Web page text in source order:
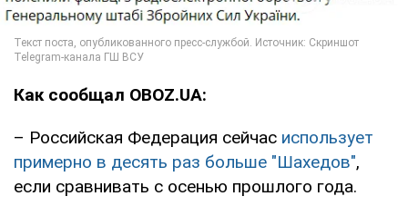
Как сообщал OBOZ.UA:
– Российская Федерация сейчас использует
примерно в десять раз больше "Шахедов",
если сравнивать с осенью прошлого года.